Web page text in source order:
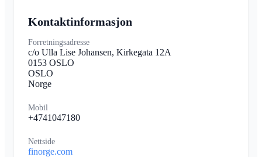
Kontaktinformasjon
Forretningsadresse
c/o Ulla Lise Johansen, Kirkegata 12A
0153 OSLO
OSLO
Norge
Mobil
+4741047180
Nettside
finorge.com